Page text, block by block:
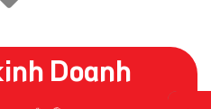
Doanh